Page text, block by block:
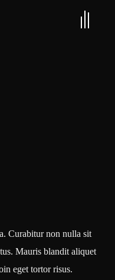
Curabitur non nulla sit
Mauris blandit aliquet
eget tortor risus.